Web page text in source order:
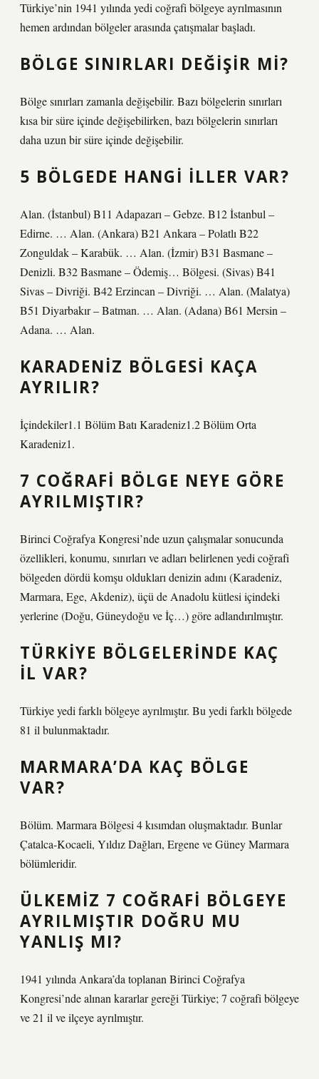
Türkiye’nin 1941 yılında yedi coğrafi bölgeye ayrılmasının
hemen ardından bölgeler arasında çatışmalar başladı.
BÖLGE SINIRLARI DEĞIŞIR MI?
Bölge sınırları zamanla değişebilir. Bazı bölgelerin sınırları
kısa bir süre içinde değişebilirken, bazı bölgelerin sınırları
daha uzun bir süre içinde değişebilir.
5 BÖLGEDE HANGI ILLER VAR?
Alan. (İstanbul) B11 Adapazarı – Gebze. B12 İstanbul –
Edirne. … Alan. (Ankara) B21 Ankara – Polatlı B22
Zonguldak – Karabük. … Alan. (İzmir) B31 Basmane –
Denizli. B32 Basmane – Ödemiş… Bölgesi. (Sivas) B41
Sivas – Divriği. B42 Erzincan – Divriği. … Alan. (Malatya)
B51 Diyarbakır – Batman. … Alan. (Adana) B61 Mersin –
Adana. … Alan.
KARADENIZ BÖLGESI KAÇA
AYRILIR?
İçindekiler1.1 Bölüm Batı Karadeniz1.2 Bölüm Orta
Karadeniz1.
7 COĞRAFI BÖLGE NEYE GÖRE
AYRILMIŞTIR?
Birinci Coğrafya Kongresi’nde uzun çalışmalar sonucunda
özellikleri, konumu, sınırları ve adları belirlenen yedi coğrafi
bölgeden dördü komşu oldukları denizin adını (Karadeniz,
Marmara, Ege, Akdeniz), üçü de Anadolu kütlesi içindeki
yerlerine (Doğu, Güneydoğu ve İç…) göre adlandırılmıştır.
TÜRKIYE BÖLGELERINDE KAÇ
IL VAR?
Türkiye yedi farklı bölgeye ayrılmıştır. Bu yedi farklı bölgede
81 il bulunmaktadır.
MARMARA’DA KAÇ BÖLGE
VAR?
Bölüm. Marmara Bölgesi 4 kısımdan oluşmaktadır. Bunlar
Çatalca-Kocaeli, Yıldız Dağları, Ergene ve Güney Marmara
bölümleridir.
ÜLKEMIZ 7 COĞRAFI BÖLGEYE
AYRILMIŞTIR DOĞRU MU
YANLIŞ MI?
1941 yılında Ankara’da toplanan Birinci Coğrafya
Kongresi’nde alınan kararlar gereği Türkiye; 7 coğrafi bölgeye
ve 21 il ve ilçeye ayrılmıştır.